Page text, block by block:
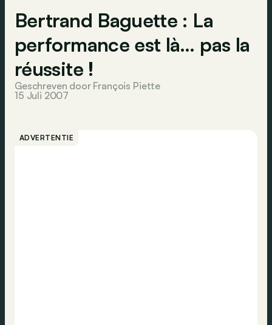
Bertrand Baguette : La
performance est là… pas la
réussite !
Geschreven door François Piette
15 Juli 2007
ADVERTENTIE